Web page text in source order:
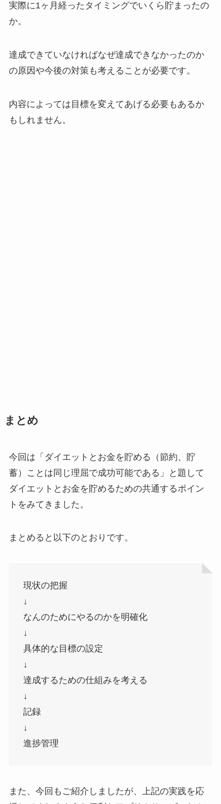
実際に1ヶ月経ったタイミングでいくら貯まったの
か。
達成できていなければなぜ達成できなかったのか
の原因や今後の対策も考えることが必要です。
内容によっては目標を変えてあげる必要もあるか
もしれません。
まとめ
今回は「ダイエットとお金を貯める（節約、貯
蓄）ことは同じ理屈で成功可能である」と題して
ダイエットとお金を貯めるための共通するポイン
トをみてきました。
まとめると以下のとおりです。
現状の把握
↓
なんのためにやるのかを明確化
↓
具体的な目標の設定
↓
達成するための仕組みを考える
↓
記録
↓
進捗管理
また、今回もご紹介しましたが、上記の実践を応